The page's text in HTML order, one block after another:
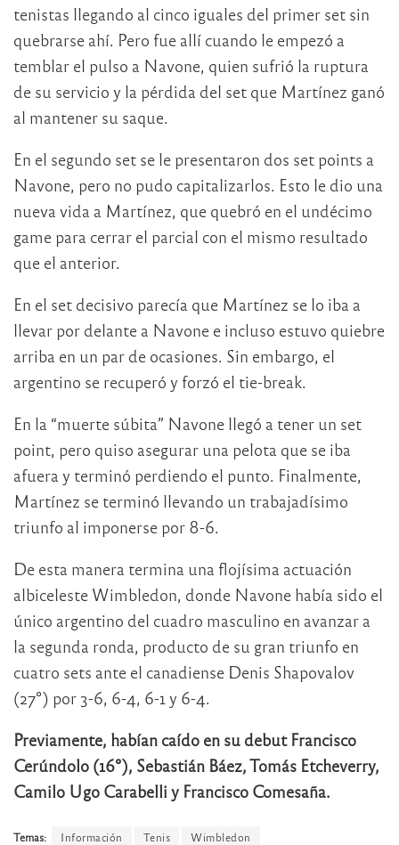
tenistas llegando al cinco iguales del primer set sin
quebrarse ahí. Pero fue allí cuando le empezó a
temblar el pulso a Navone, quien sufrió la ruptura
de su servicio y la pérdida del set que Martínez ganó
al mantener su saque.
En el segundo set se le presentaron dos set points a
Navone, pero no pudo capitalizarlos. Esto le dio una
nueva vida a Martínez, que quebró en el undécimo
game para cerrar el parcial con el mismo resultado
que el anterior.
En el set decisivo parecía que Martínez se lo iba a
llevar por delante a Navone e incluso estuvo quiebre
arriba en un par de ocasiones. Sin embargo, el
argentino se recuperó y forzó el tie-break.
En la “muerte súbita” Navone llegó a tener un set
point, pero quiso asegurar una pelota que se iba
afuera y terminó perdiendo el punto. Finalmente,
Martínez se terminó llevando un trabajadísimo
triunfo al imponerse por 8-6.
De esta manera termina una flojísima actuación
albiceleste Wimbledon, donde Navone había sido el
único argentino del cuadro masculino en avanzar a
la segunda ronda, producto de su gran triunfo en
cuatro sets ante el canadiense Denis Shapovalov
(27°) por 3-6, 6-4, 6-1 y 6-4.
Previamente, habían caído en su debut Francisco
Cerúndolo (16°), Sebastián Báez, Tomás Etcheverry,
Camilo Ugo Carabelli y Francisco Comesaña.
Temas: Información Tenis Wimbledon